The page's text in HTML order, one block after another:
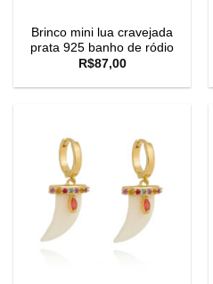
Brinco mini lua cravejada
prata 925 banho de ródio
R$87,00